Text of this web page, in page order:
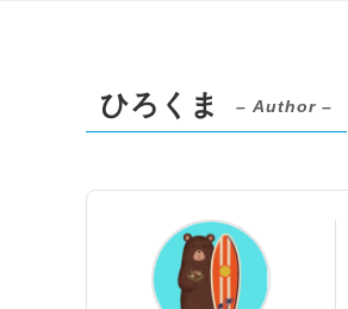
ひろくま – Author –